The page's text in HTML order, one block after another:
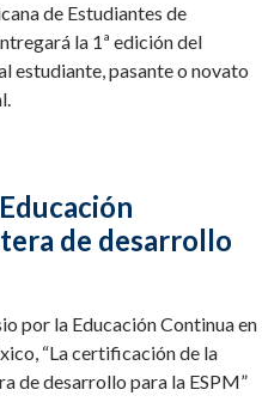
de Estudiantes de
la 1ª edición del
estudiante, pasante o novato
de desarrollo
por la Educación Continua en
“La certificación de la
de desarrollo para la ESPM”